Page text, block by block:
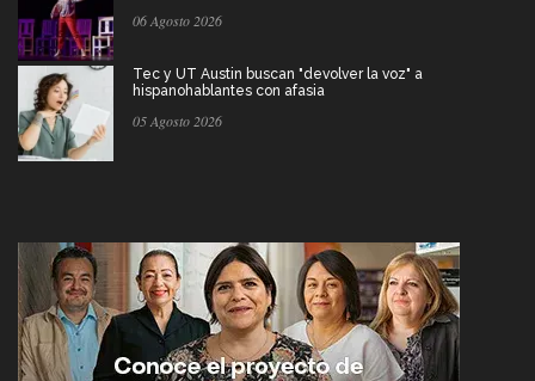
06 Agosto 2026
Tec y UT Austin buscan "devolver la voz" a
hispanohablantes con afasia
05 Agosto 2026